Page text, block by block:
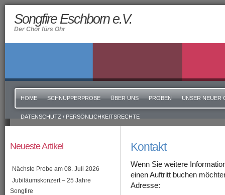
Songfire Eschborn e.V.
Der Chor fürs Ohr
HOME SCHNUPPERPROBE ÜBER UNS PROBEN UNSER NEUER
DATENSCHUTZ / PERSÖNLICHKEITSRECHTE
Kontakt
Wenn Sie weitere
einen Auftritt buchen
Adresse:
Neueste Artikel
Nächste Probe am 08. Juli 2026
Jubiläumskonzert – 25 Jahre
Songfire